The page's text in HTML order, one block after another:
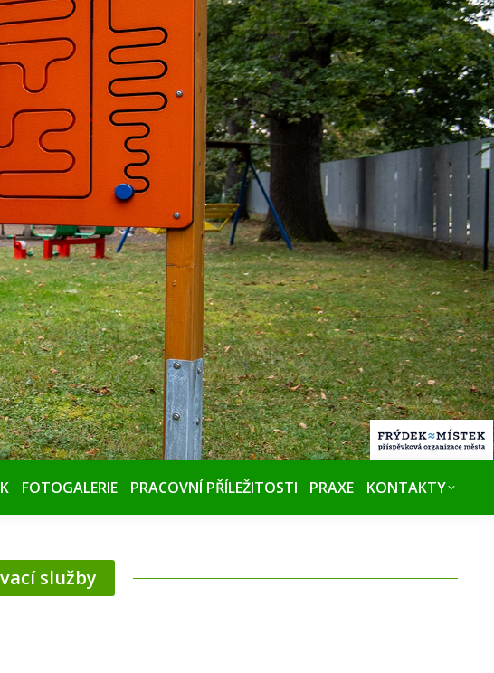
FOTOGALERIE PRACOVNÍ PŘÍLEŽITOSTI PRAXE KONTAKTY
služby
FOTOGALERIE PRACOVNÍ PŘÍLEŽITOSTI PRAXE KONTAKTY